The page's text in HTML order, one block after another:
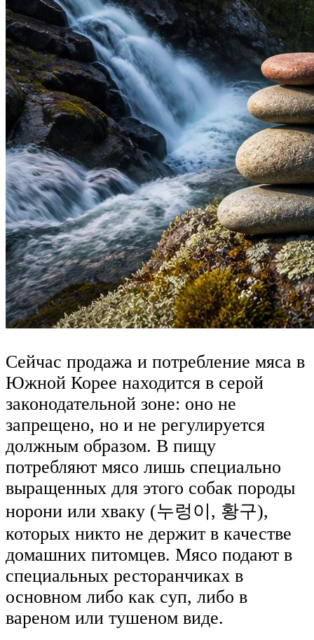
Сейчас продажа и потребление мяса в
Южной Корее находится в серой
законодательной зоне: оно не
запрещено, но и не регулируется
должным образом. В пищу
потребляют мясо лишь специально
выращенных для этого собак породы
норони или хваку (누렁이, 황구),
которых никто не держит в качестве
домашних питомцев. Мясо подают в
специальных ресторанчиках в
основном либо как суп, либо в
вареном или тушеном виде.